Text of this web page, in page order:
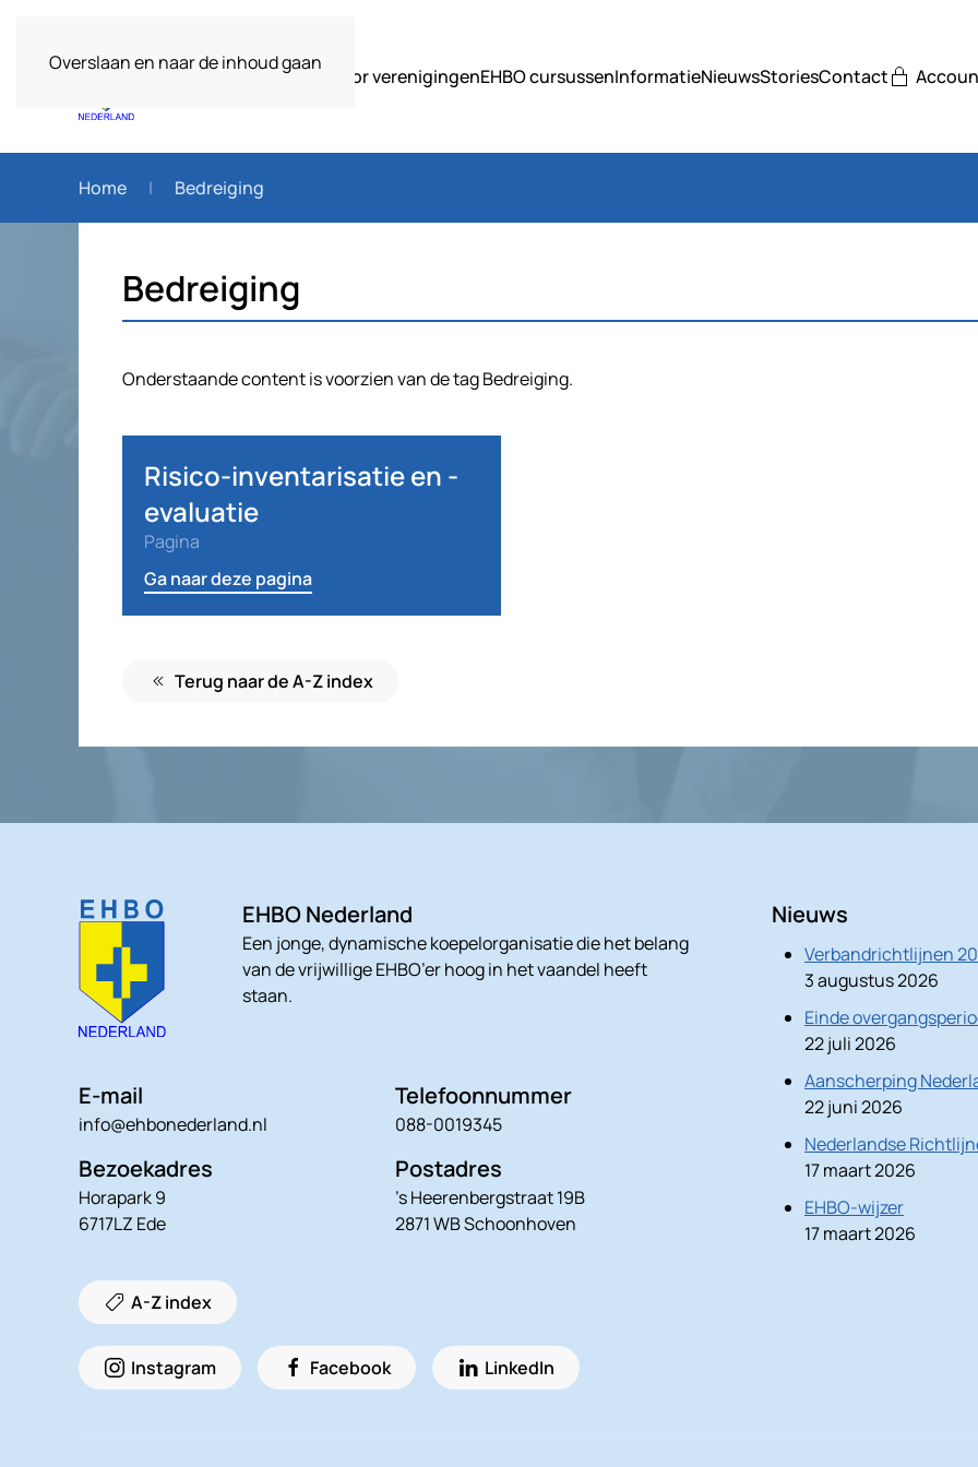
Overslaan en naar de inhoud gaan
Over ons Voor verenigingenEHBO cursussenInformatieNieuwsStoriesContact
Home Bedreiging
Bedreiging
Onderstaande content is voorzien van de tag Bedreiging.
Risico-inventarisatie en -
evaluatie
Pagina
Ga naar deze pagina
Terug naar de A-Z index
EHBO Nederland
Een jonge, dynamische koepelorganisatie die het belang
van de vrijwillige EHBO’er hoog in het vaandel heeft
staan.
E-mail
info@ehbonederland.nl
Telefoonnummer
088-0019345
Bezoekadres
Horapark 9
6717LZ Ede
Postadres
’s Heerenbergstraat 19B
2871 WB Schoonhoven
A-Z index
Instagram Facebook LinkedIn
Nieuws
Verbandrichtlijnen
3 augustus 2026
Einde
22 juli 2026
Aanscherping
22 juni 2026
Nederlandse
17 maart 2026
EHBO-wijzer
17 maart 2026